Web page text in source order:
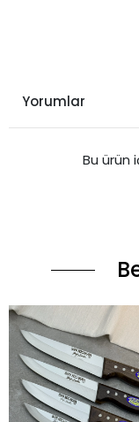
Yorumlar
Bu ürün